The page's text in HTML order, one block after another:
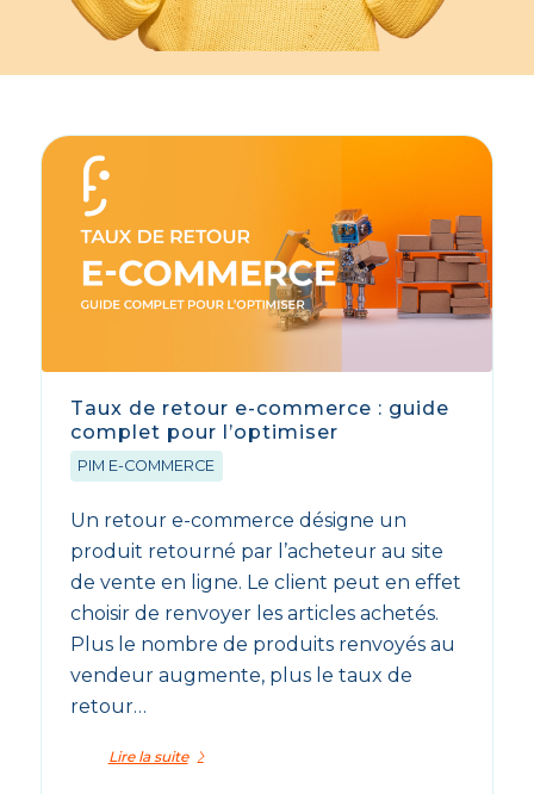
Taux de retour e-commerce : guide
complet pour l’optimiser
PIM E-COMMERCE
Un retour e-commerce désigne un
produit retourné par l’acheteur au site
de vente en ligne. Le client peut en effet
choisir de renvoyer les articles achetés.
Plus le nombre de produits renvoyés au
vendeur augmente, plus le taux de
retour…
Lire la suite